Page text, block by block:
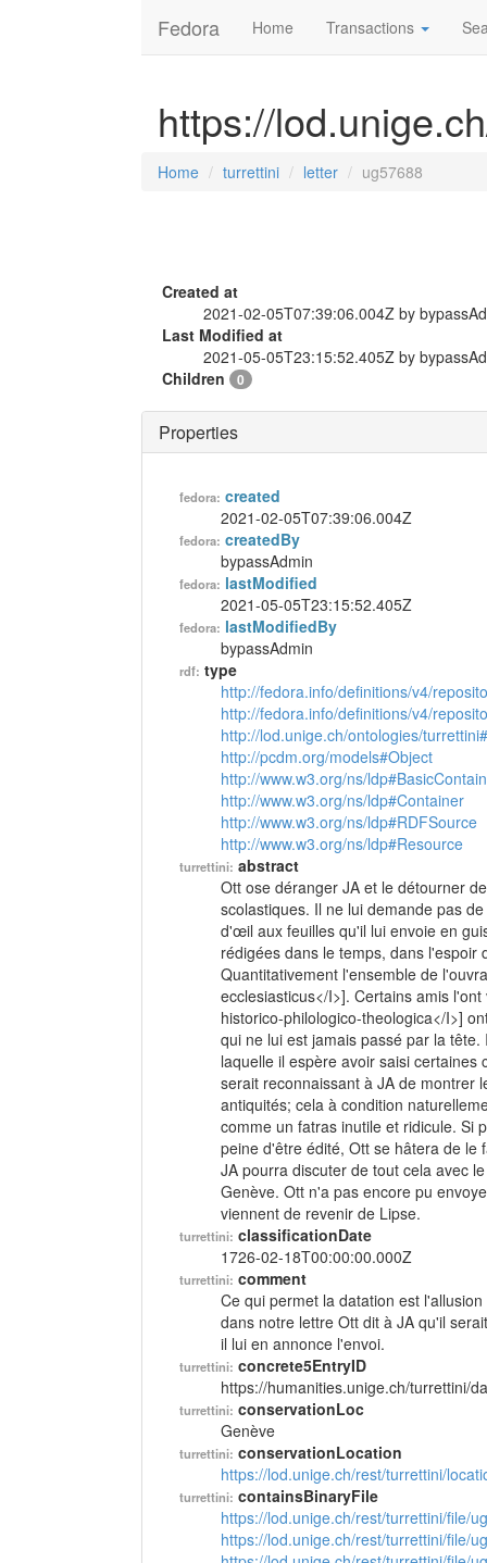
Fedora Home Transactions
https://
Home turrettini letter ug57688
Created at
2021-02-05T07:39:06.004Z by
Last Modified at
2021-05-05T23:15:52.405Z by
Children
0
Properties
fedora: created
2021-02-05T07:39:06.004Z
fedora: createdBy
bypassAdmin
fedora: lastModified
2021-05-05T23:15:52.405Z
fedora: lastModifiedBy
bypassAdmin
rdf: type
http://fedora.info/definitions/v4/
http://fedora.info/definitions/v4/
http://lod.unige.ch/ontologies/
http://pcdm.org/models#Object
http://www.w3.org/ns/
http://www.w3.org/ns/ldp#Container
http://www.w3.org/ns/ldp#RDFSource
http://www.w3.org/ns/ldp#Resource
turrettini: abstract
Ott ose déranger JA et le détourner
scolastiques. Il ne lui demande pas
d'œil aux feuilles qu'il lui envoie en
rédigées dans le temps, dans
Quantitativement l'ensemble de
ecclesiasticus</I>]. Certains amis
historico-philologico-theologica</I>]
qui ne lui est jamais passé par la
laquelle il espère avoir saisi
serait reconnaissant à JA de montrer
antiquités; cela à condition
comme un fatras inutile et ridicule. Si
peine d'être édité, Ott se hâtera de le
JA pourra discuter de tout cela avec
Genève. Ott n'a pas encore pu
viennent de revenir de Lipse.
turrettini: classificationDate
1726-02-18T00:00:00.000Z
turrettini: comment
Ce qui permet la datation est
dans notre lettre Ott dit à JA qu'il
il lui en annonce l'envoi.
turrettini: concrete5EntryID
https://humanities.unige.ch/turrettini/
turrettini: conservationLoc
Genève
turrettini: conservationLocation
https://lod.unige.ch/rest/turrettini/
turrettini: containsBinaryFile
https://lod.unige.ch/rest/turrettini/file/
https://lod.unige.ch/rest/turrettini/file/